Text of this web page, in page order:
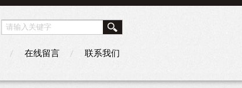
在线留言 联系我们